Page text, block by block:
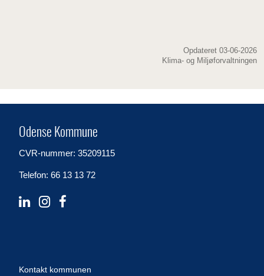
Opdateret 03-06-2026
Klima- og Miljøforvaltningen
Odense Kommune
CVR-nummer: 35209115
Telefon: 66 13 13 72
Kontakt kommunen